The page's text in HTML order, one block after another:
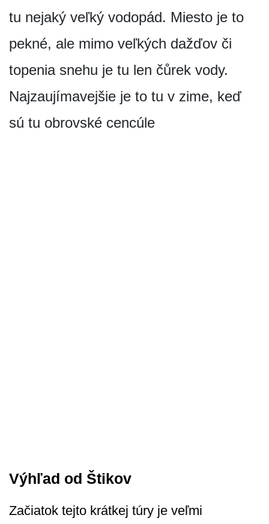
tu nejaký veľký vodopád. Miesto je to
pekné, ale mimo veľkých dažďov či
topenia snehu je tu len čůrek vody.
Najzaujímavejšie je to tu v zime, keď
sú tu obrovské cencúle
Výhľad od Štikov
Začiatok tejto krátkej túry je veľmi